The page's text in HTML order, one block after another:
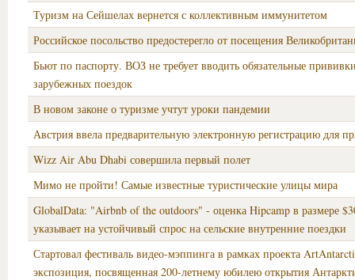
Туризм на Сейшелах вернется с коллективным иммунитетом
Российское посольство предостерегло от посещения
Бьют по паспорту. ВОЗ не требует вводить обязательные
зарубежных поездок
В новом законе о туризме учтут уроки пандемии
Австрия ввела предварительную электронную регистрацию для
Wizz Air Abu Dhabi совершила первый полет
Мимо не пройти! Самые известные туристические улицы мира
GlobalData: "Airbnb of the outdoors" - оценка Hipcamp в размере
указывает на устойчивый спрос на сельские внутренние поездки
Стартовал фестиваль видео-мэппинга в рамках проекта
экспозиция, посвященная 200-летнему юбилею открытия